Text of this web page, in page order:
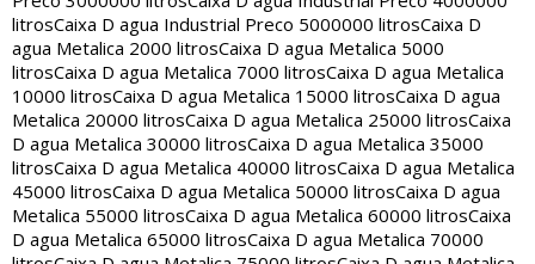
litrosCaixa D agua Industrial Preco 5000000 litrosCaixa D
agua Metalica 2000 litrosCaixa D agua Metalica 5000
litrosCaixa D agua Metalica 7000 litrosCaixa D agua Metalica
10000 litrosCaixa D agua Metalica 15000 litrosCaixa D agua
Metalica 20000 litrosCaixa D agua Metalica 25000 litrosCaixa
D agua Metalica 30000 litrosCaixa D agua Metalica 35000
litrosCaixa D agua Metalica 40000 litrosCaixa D agua Metalica
45000 litrosCaixa D agua Metalica 50000 litrosCaixa D agua
Metalica 55000 litrosCaixa D agua Metalica 60000 litrosCaixa
D agua Metalica 65000 litrosCaixa D agua Metalica 70000